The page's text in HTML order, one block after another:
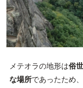
メテオラの地形は俗
な場所であったため